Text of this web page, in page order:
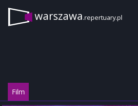
warszawa.repertuary.pl
Film